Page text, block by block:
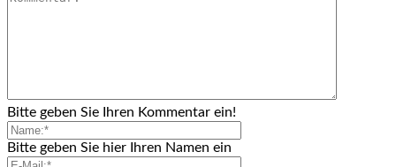
Bitte geben Sie Ihren Kommentar ein!
Bitte geben Sie hier Ihren Namen ein